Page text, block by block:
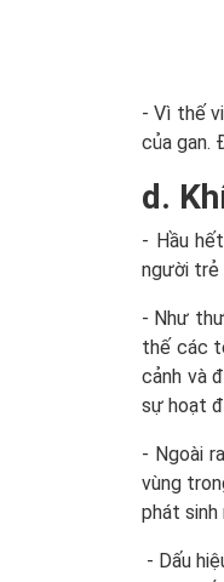
- Vì thế
của gan.
d.
- Hầu
người trẻ
- Như
thế các
cảnh và
sự hoạt
- Ngoài
vùng
phát sinh
- Dấu